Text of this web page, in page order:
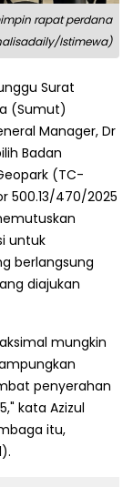
rapat perdana
Istimewa)
Surat
(Sumut)
Manager, Dr
Badan
(TC-
500.13/470/2025
untuk
berlangsung
diajukan
mungkin
penyerahan
kata Azizul
itu,